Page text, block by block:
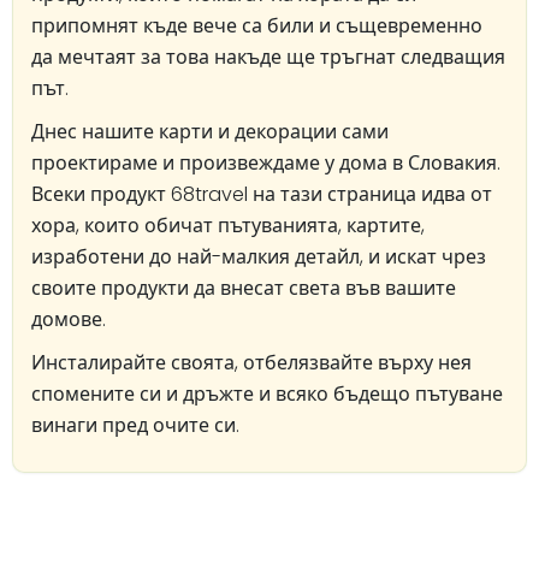
припомнят къде вече са били и същевременно
да мечтаят за това накъде ще тръгнат следващия
път.
Днес нашите карти и декорации сами
проектираме и произвеждаме у дома в Словакия.
Всеки продукт 68travel на тази страница идва от
хора, които обичат пътуванията, картите,
изработени до най-малкия детайл, и искат чрез
своите продукти да внесат света във вашите
домове.
Инсталирайте своята, отбелязвайте върху нея
спомените си и дръжте и всяко бъдещо пътуване
винаги пред очите си.